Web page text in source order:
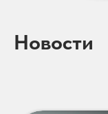
Новости